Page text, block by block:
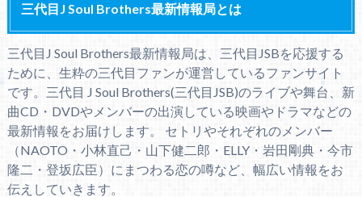
三代目J Soul Brothers最新情報局とは
三代目J Soul Brothers最新情報局は、三代目JSBを応援する
ために、生粋の三代目ファンが運営しているファンサイト
です。三代目 J Soul Brothers(三代目JSB)のライブや舞台、新
曲CD・DVDやメンバーの出演している映画やドラマなどの
最新情報をお届けします。 セトリやそれぞれのメンバー
（NAOTO・小林直己・山下健二郎・ELLY・岩田剛典・今市
隆二・登坂広臣）にまつわる恋の噂など、幅広い情報をお
伝えしていきます。